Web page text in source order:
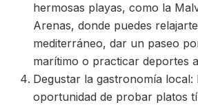
hermosas playas, como la
Arenas, donde puedes
mediterráneo, dar un paseo
marítimo o practicar deportes
Degustar la gastronomía local:
oportunidad de probar platos